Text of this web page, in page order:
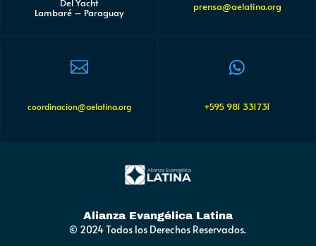
Lambaré – Paraguay

coordinacion@aelatina.org
prensa@aelatina.org

+595 981 331731
Alianza Evangélica Latina
© 2024 Todos los Derechos Reservados.